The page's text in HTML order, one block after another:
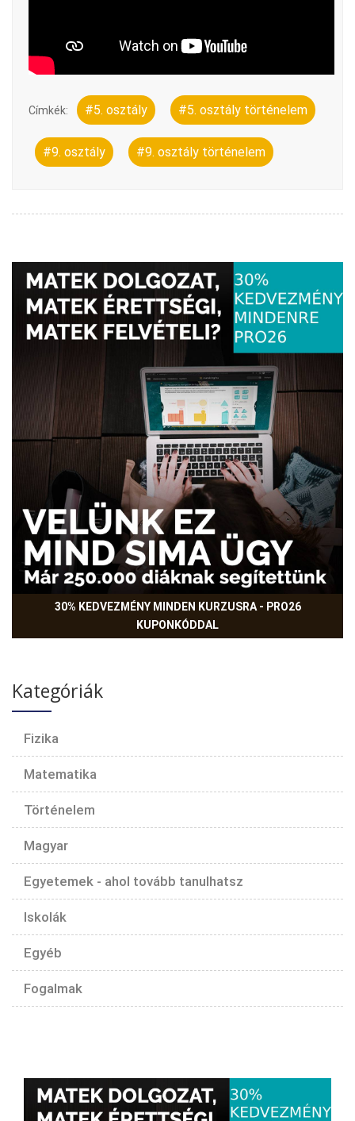
Címkék: #5. osztály #5. osztály történelem
#9. osztály #9. osztály történelem
30% KEDVEZMÉNY MINDEN KURZUSRA - PRO26
KUPONKÓDDAL
Kategóriák
Fizika
Matematika
Történelem
Magyar
Egyetemek - ahol tovább tanulhatsz
Iskolák
Egyéb
Fogalmak